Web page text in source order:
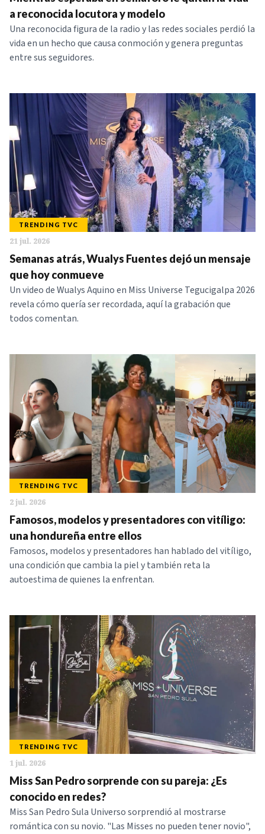
NOTICIAS
SERIES
a reconocida locutora y modelo
Una reconocida figura de la radio y las redes sociales perdió la
vida en un hecho que causa conmoción y genera preguntas
entre sus seguidores.
TRENDING TVC
21 jul. 2026
Semanas atrás, Wualys Fuentes dejó un mensaje
que hoy conmueve
Un video de Wualys Aquino en Miss Universe Tegucigalpa 2026
revela cómo quería ser recordada, aquí la grabación que
todos comentan.
TRENDING TVC
2 jul. 2026
Famosos, modelos y presentadores con vitíligo:
una hondureña entre ellos
Famosos, modelos y presentadores han hablado del vitíligo,
una condición que cambia la piel y también reta la
autoestima de quienes la enfrentan.
TRENDING TVC
1 jul. 2026
Miss San Pedro sorprende con su pareja: ¿Es
conocido en redes?
Miss San Pedro Sula Universo sorprendió al mostrarse
romántica con su novio. "Las Misses no pueden tener novio",